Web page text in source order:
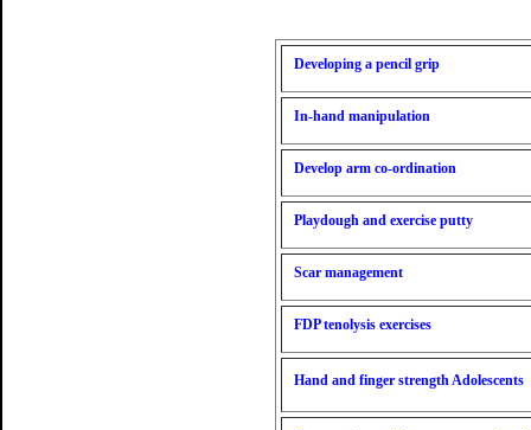
Developing a pencil grip
In-hand manipulation
Develop arm co-ordination
Playdough and exercise putty
Scar management
FDP tenolysis exercises
Hand and finger strength Adolescents